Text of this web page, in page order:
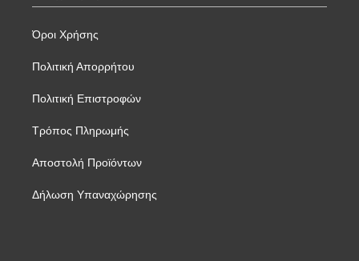
Όροι Χρήσης
Πολιτική Απορρήτου
Πολιτική Επιστροφών
Τρόπος Πληρωμής
Αποστολή Προϊόντων
Δήλωση Υπαναχώρησης